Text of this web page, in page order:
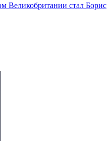
Великобритании стал Борис